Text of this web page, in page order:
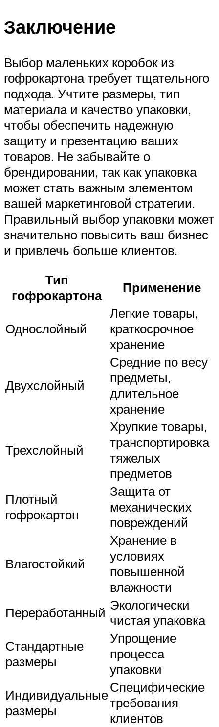
Заключение
Выбор маленьких коробок из
гофрокартона требует тщательного
подхода. Учтите размеры, тип
материала и качество упаковки,
чтобы обеспечить надежную
защиту и презентацию ваших
товаров. Не забывайте о
брендировании, так как упаковка
может стать важным элементом
вашей маркетинговой стратегии.
Правильный выбор упаковки может
значительно повысить ваш бизнес
и привлечь больше клиентов.
Тип
гофрокартона
Применение
Однослойный
Легкие товары,
краткосрочное
хранение
Двухслойный
Средние по весу
предметы,
длительное
хранение
Трехслойный
Хрупкие товары,
транспортировка
тяжелых
предметов
Плотный
гофрокартон
Защита от
механических
повреждений
Влагостойкий
Хранение в
условиях
повышенной
влажности
Переработанный Экологически
чистая упаковка
Стандартные
размеры
Упрощение
процесса
упаковки
Индивидуальные
размеры
Специфические
требования
клиентов